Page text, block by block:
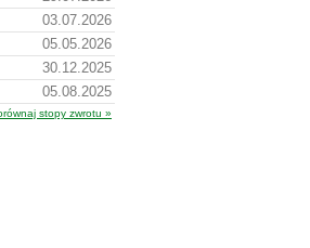
03.07.2026
05.05.2026
30.12.2025
05.08.2025
stopy zwrotu »